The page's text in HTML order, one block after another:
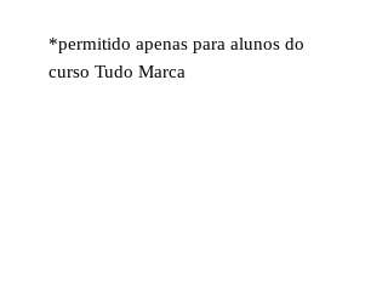
*permitido apenas para alunos do
curso Tudo Marca